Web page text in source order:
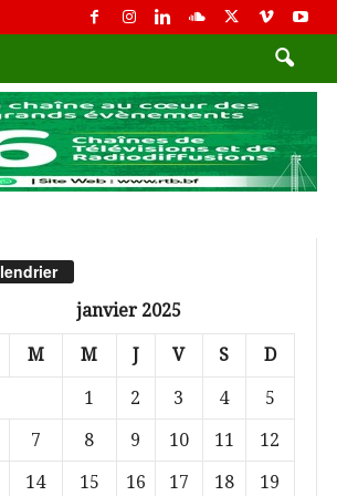
janvier 2025
M M J V S D
1 2 3 4
5
7
8 9 10 11
12
14
15 16 17 18 19